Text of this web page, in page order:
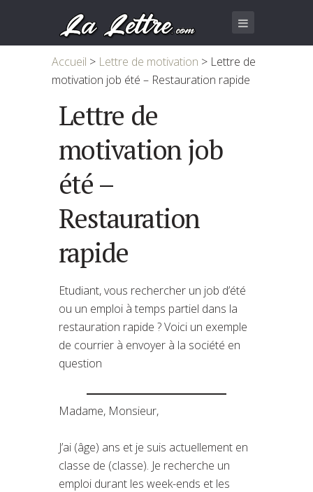
Accueil > Lettre de motivation > Lettre de
motivation job été – Restauration rapide
Lettre de
motivation job
été –
Restauration
rapide
Etudiant, vous rechercher un job d’été
ou un emploi à temps partiel dans la
restauration rapide ? Voici un exemple
de courrier à envoyer à la société en
question
Madame, Monsieur,
J’ai (âge) ans et je suis actuellement en
classe de (classe). Je recherche un
emploi durant les week-ends et les